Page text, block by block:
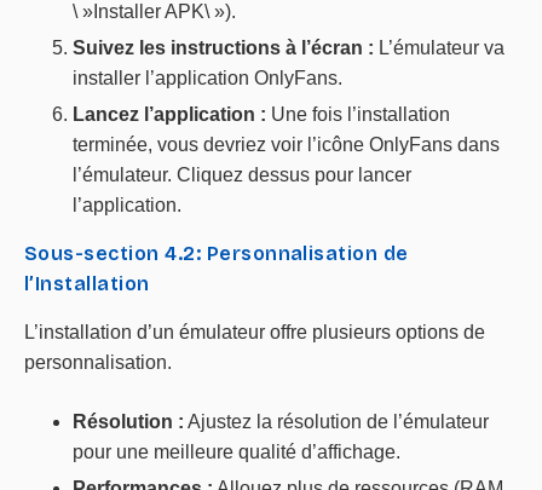
\ »Installer APK\ »).
Suivez les instructions à l’écran : L’émulateur va
installer l’application OnlyFans.
Lancez l’application : Une fois l’installation
terminée, vous devriez voir l’icône OnlyFans dans
l’émulateur. Cliquez dessus pour lancer
l’application.
Sous-section 4.2: Personnalisation de
l’Installation
L’installation d’un émulateur offre plusieurs options de
personnalisation.
Résolution : Ajustez la résolution de l’émulateur
pour une meilleure qualité d’affichage.